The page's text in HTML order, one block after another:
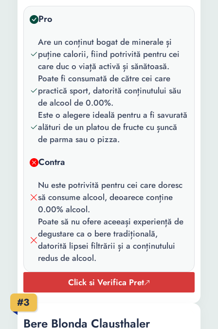
Pro
Are un conținut bogat de minerale și
puține calorii, fiind potrivită pentru cei
care duc o viață activă și sănătoasă.
Poate fi consumată de către cei care
practică sport, datorită conținutului său
de alcool de 0.00%.
Este o alegere ideală pentru a fi savurată
alături de un platou de fructe cu șuncă
de parma sau o pizza.
Contra
Nu este potrivită pentru cei care doresc
să consume alcool, deoarece conține
0.00% alcool.
Poate să nu ofere aceeași experiență de
degustare ca o bere tradițională,
datorită lipsei filtrării și a conținutului
redus de alcool.
Click si Verifica Pret
#3
Bere Blonda Clausthaler